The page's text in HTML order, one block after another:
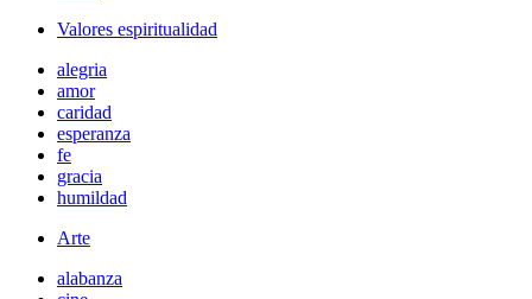
Valores espiritualidad
alegria
amor
caridad
esperanza
fe
gracia
humildad
Arte
alabanza